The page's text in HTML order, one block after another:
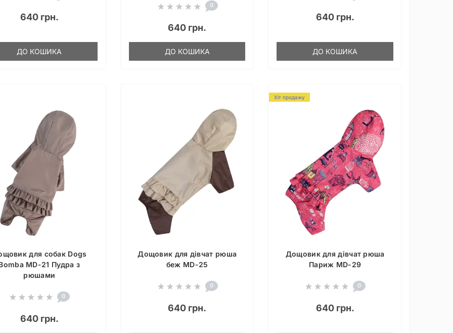
640 грн.
ДО КОШИКА
0
640 грн.
ДО КОШИКА
640 грн.
ДО КОШИКА
для собак Dogs
MD-21 Пудра з
рюшами
0
640 грн.
Дощовик для дівчат рюша
беж MD-25
0
640 грн.
Хіт продажу
Дощовик для дівчат рюша
Париж MD-29
0
640 грн.